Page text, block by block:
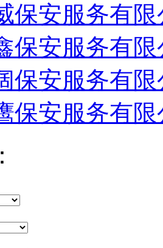
保安服务有限
保安服务有限
保安服务有
保安服务有限